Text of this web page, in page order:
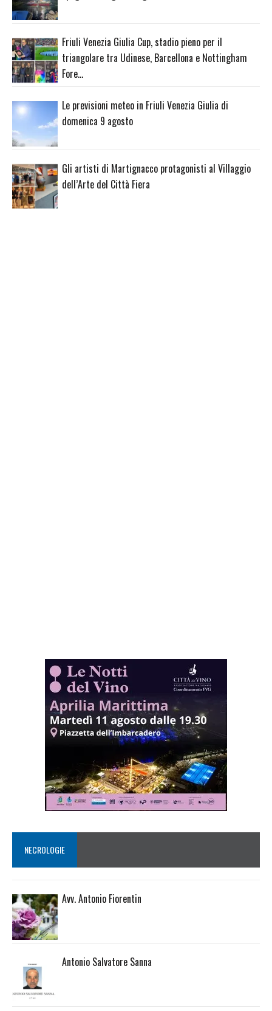
Friuli Venezia Giulia Cup, stadio pieno per il
triangolare tra Udinese, Barcellona e Nottingham
Fore…
Le previsioni meteo in Friuli Venezia Giulia di
domenica 9 agosto
Gli artisti di Martignacco protagonisti al Villaggio
dell’Arte del Città Fiera
NECROLOGIE
Avv. Antonio Fiorentin
Antonio Salvatore Sanna